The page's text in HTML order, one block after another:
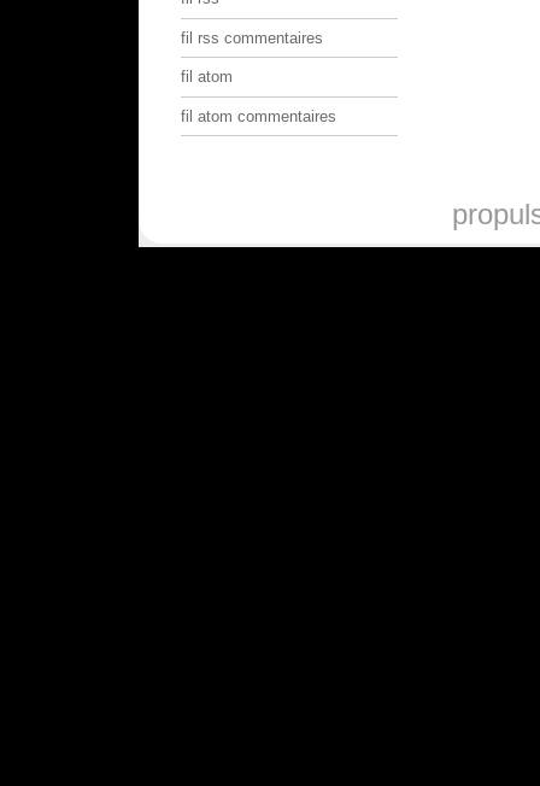
fil rss commentaires
fil atom
fil atom commentaires